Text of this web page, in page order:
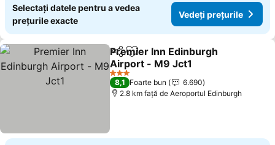
Selectați datele pentru a vedea
prețurile exacte
Vedeți prețurile
DistribuițiAdăugaţi la favorite
Premier Inn Edinburgh
Airport - M9 Jct1
3 Stele
8,1 Foarte bun
6.690
2.8 km faţă de Aeroportul Edinburgh